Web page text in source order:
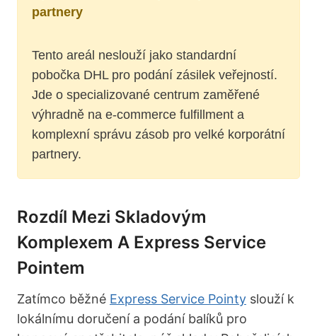
partnery
Tento areál neslouží jako standardní
pobočka DHL pro podání zásilek veřejností.
Jde o specializované centrum zaměřené
výhradně na e-commerce fulfillment a
komplexní správu zásob pro velké korporátní
partnery.
Rozdíl Mezi Skladovým
Komplexem A Express Service
Pointem
Zatímco běžné Express Service Pointy slouží k
lokálnímu doručení a podání balíků pro